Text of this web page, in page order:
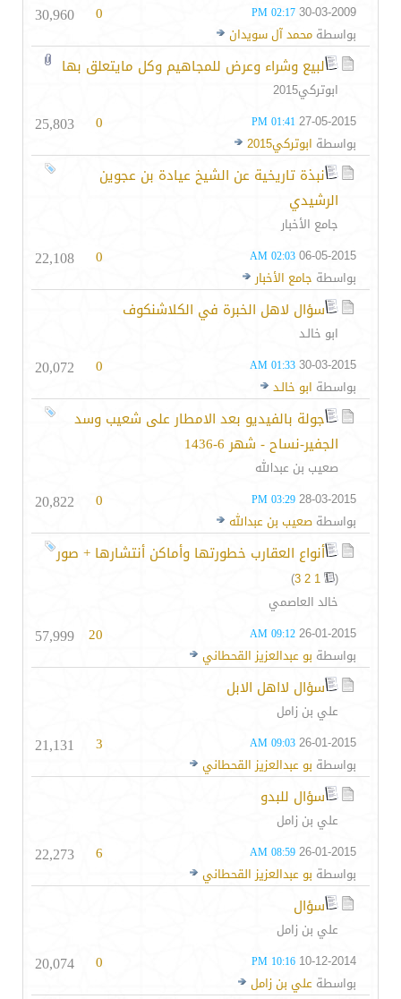
30-03-2009
02:17 PM
بواسطة محمد آل سويدان
0
30,960
لبيع وشراء وعرض للمجاهيم وكل مايتعلق بها
ابوتركي2015
27-05-2015
01:41 PM
بواسطة ابوتركي2015
0
25,803
نبذة تاريخية عن الشيخ عيادة بن عجوين
الرشيدي
جامع الأخبار
06-05-2015
02:03 AM
بواسطة جامع الأخبار
0
22,108
سؤال لاهل الخبرة في الكلاشنكوف
ابو خالـد
30-03-2015
01:33 AM
بواسطة ابو خالـد
0
20,072
جولة بالفيديو بعد الامطار على شعيب وسد
الجفير-نساح - شهر 6-1436
صعيب بن عبدالله
28-03-2015
03:29 PM
بواسطة صعيب بن عبدالله
0
20,822
أنواع العقارب خطورتها وأماكن أنتشارها + صور
(
1
2
3
)
خالد العاصمي
26-01-2015
09:12 AM
بواسطة بو عبدالعزيز القحطاني
20
57,999
سؤال لااهل الابل
علي بن زامل
26-01-2015
09:03 AM
بواسطة بو عبدالعزيز القحطاني
3
21,131
سؤال للبدو
علي بن زامل
26-01-2015
08:59 AM
بواسطة بو عبدالعزيز القحطاني
6
22,273
سؤال
علي بن زامل
10-12-2014
10:16 PM
بواسطة علي بن زامل
0
20,074